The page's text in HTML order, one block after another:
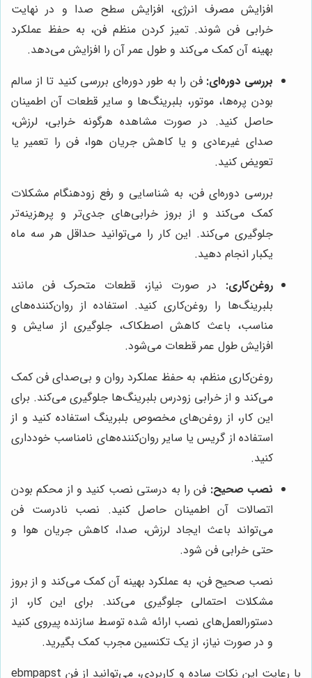
افزایش مصرف انرژی، افزایش سطح صدا و در نهایت
خرابی فن شوند. تمیز کردن منظم فن، به حفظ عملکرد
بهینه آن کمک می‌کند و طول عمر آن را افزایش می‌دهد.
بررسی دوره‌ای: فن را به طور دوره‌ای بررسی کنید تا از سالم
بودن پره‌ها، موتور، بلبرینگ‌ها و سایر قطعات آن اطمینان
حاصل کنید. در صورت مشاهده هرگونه خرابی، لرزش،
صدای غیرعادی و یا کاهش جریان هوا، فن را تعمیر یا
تعویض کنید.
بررسی دوره‌ای فن، به شناسایی و رفع زودهنگام مشکلات
کمک می‌کند و از بروز خرابی‌های جدی‌تر و پرهزینه‌تر
جلوگیری می‌کند. این کار را می‌توانید حداقل هر سه ماه
یکبار انجام دهید.
روغن‌کاری: در صورت نیاز، قطعات متحرک فن مانند
بلبرینگ‌ها را روغن‌کاری کنید. استفاده از روان‌کننده‌های
مناسب، باعث کاهش اصطکاک، جلوگیری از سایش و
افزایش طول عمر قطعات می‌شود.
روغن‌کاری منظم، به حفظ عملکرد روان و بی‌صدای فن کمک
می‌کند و از خرابی زودرس بلبرینگ‌ها جلوگیری می‌کند. برای
این کار، از روغن‌های مخصوص بلبرینگ استفاده کنید و از
استفاده از گریس یا سایر روان‌کننده‌های نامناسب خودداری
کنید.
نصب صحیح: فن را به درستی نصب کنید و از محکم بودن
اتصالات آن اطمینان حاصل کنید. نصب نادرست فن
می‌تواند باعث ایجاد لرزش، صدا، کاهش جریان هوا و
حتی خرابی فن شود.
نصب صحیح فن، به عملکرد بهینه آن کمک می‌کند و از بروز
مشکلات احتمالی جلوگیری می‌کند. برای این کار، از
دستورالعمل‌های نصب ارائه شده توسط سازنده پیروی کنید
و در صورت نیاز، از یک تکنسین مجرب کمک بگیرید.
با رعایت این نکات ساده و کاربردی، می‌توانید از فن ebmpapst